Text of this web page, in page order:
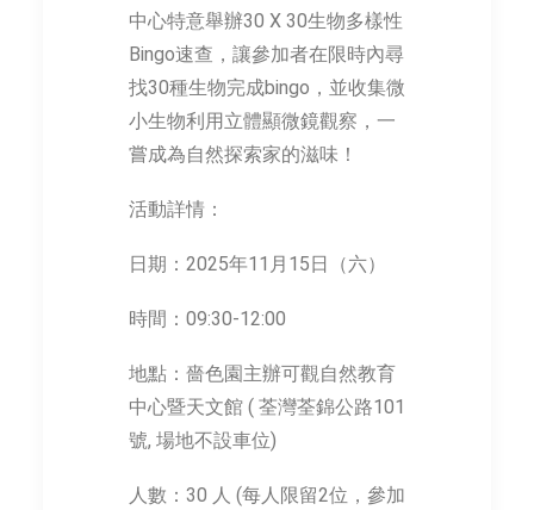
中心特意舉辦30 X 30生物多樣性
Bingo速查，讓參加者在限時內尋
找30種生物完成bingo，並收集微
小生物利用立體顯微鏡觀察，一
嘗成為自然探索家的滋味！
活動詳情：
日期：2025年11月15日（六）
時間：09:30-12:00
地點：嗇色園主辦可觀自然教育
中心暨天文館 ( 荃灣荃錦公路101
號, 場地不設車位)
人數：30 人 (每人限留2位，參加